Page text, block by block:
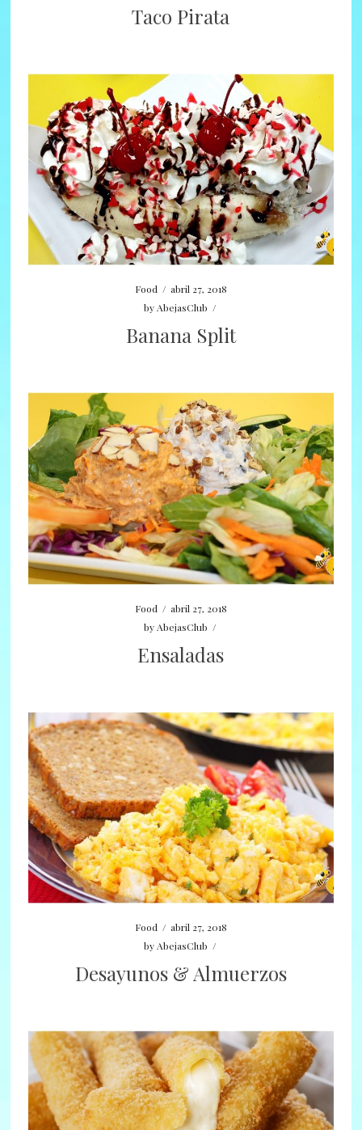
Taco Pirata
Food / abril 27, 2018
byAbejasClub /
Banana Split
Food / abril 27, 2018
by AbejasClub /
Ensaladas
Food / abril 27, 2018
by AbejasClub /
Desayunos & Almuerzos